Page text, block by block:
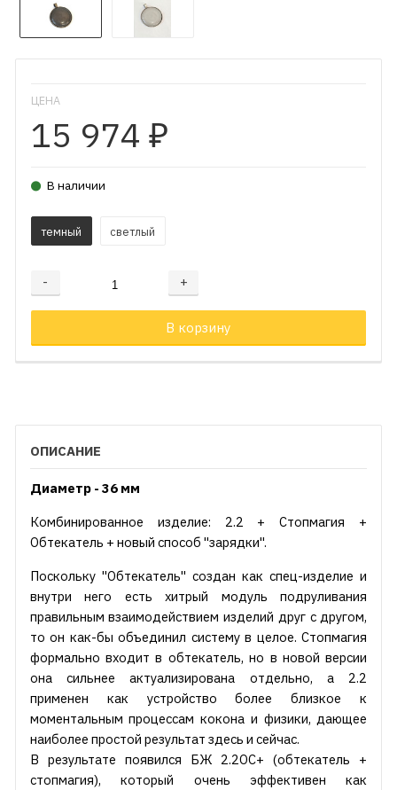
ЦЕНА
15 974 ₽
В наличии
темный светлый
- +
Добавляется...
В корзину
Добавлен
ОПИСАНИЕ
Диаметр - 36 мм
Комбинированное изделие: 2.2 + Стопмагия +
Обтекатель + новый способ "зарядки".
Поскольку "Обтекатель" создан как спец-изделие и
внутри него есть хитрый модуль подруливания
правильным взаимодействием изделий друг с другом,
то он как-бы объединил систему в целое. Стопмагия
формально входит в обтекатель, но в новой версии
она сильнее актуализирована отдельно, а 2.2
применен как устройство более близкое к
моментальным процессам кокона и физики, дающее
наиболее простой результат здесь и сейчас.
В результате появился БЖ 2.2ОС+ (обтекатель +
стопмагия), который очень эффективен как